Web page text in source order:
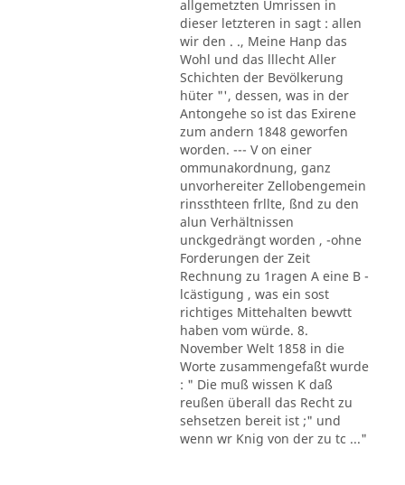
allgemetzten Umrissen in
dieser letzteren in sagt : allen
wir den . ., Meine Hanp das
Wohl und das lllecht Aller
Schichten der Bevölkerung
hüter "', dessen, was in der
Antongehe so ist das Exirene
zum andern 1848 geworfen
worden. --- V on einer
ommunakordnung, ganz
unvorhereiter Zellobengemein
rinssthteen frllte, ßnd zu den
alun Verhältnissen
unckgedrängt worden , -ohne
Forderungen der Zeit
Rechnung zu 1ragen A eine B -
lcästigung , was ein sost
richtiges Mittehalten bewvtt
haben vom würde. 8.
November Welt 1858 in die
Worte zusammengefaßt wurde
: " Die muß wissen K daß
reußen überall das Recht zu
sehsetzen bereit ist ;" und
wenn wr Knig von der zu tc ..."